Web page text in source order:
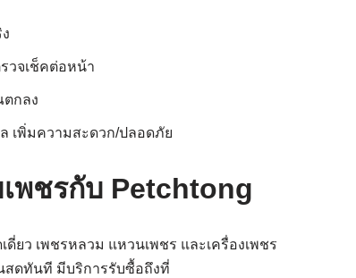
วจเช็คต่อหน้า
ตกลง
เพิ่มความสะดวก/ปลอดภัย
พชรกับ Petchtong
ดี่ยว เพชรหลวม แหวนเพชร และเครื่องเพชร
สดทันที มีบริการรับซื้อถึงที่